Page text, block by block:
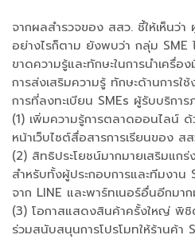
จากผลสำรวจของ สสว. ชี้ให้เห็นว่
อย่างไรก็ตาม ยังพบว่า กลุ่ม SME
ขาดความรู้และทักษะในการนำเค
การส่งเสริมความรู้ ทักษะด้านการ
การที่ลงทะเบียน SMEs ผู้รับบริก
(1) เพิ่มความรู้การตลาดออนไลน์ ด้
หน้าเว็บไซต์สื่อสารการเรียนของ
(2) สิทธิประโยชน์มากมายเสริมแก
สำหรับทั้งผู้ประกอบการและทีมงาน
จาก LINE และพาร์ทเนอร์อื่นอีกมาก
(3) โอกาสแสดงสินค้าครั้งใหญ่ พิชิ
ร่วมสนับสนุนการโปรโมทให้ร้านค้า